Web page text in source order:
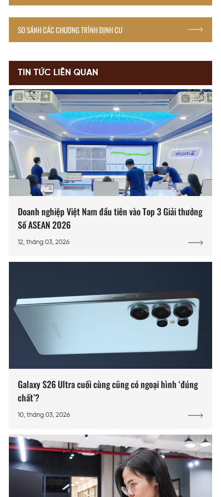
SO SÁNH CÁC CHƯƠNG TRÌNH ĐỊNH CƯ
TIN TỨC LIÊN QUAN
Doanh nghiệp Việt Nam đầu tiên vào Top 3 Giải thưởng
Số ASEAN 2026
12, tháng 03, 2026
Galaxy S26 Ultra cuối cùng cũng có ngoại hình ‘đúng
chất’?
10, tháng 03, 2026